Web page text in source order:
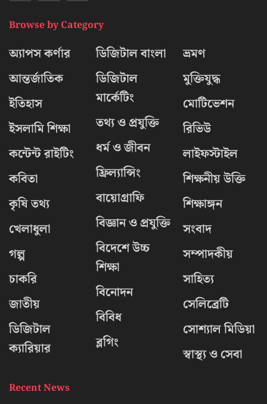
Browse by Category
অ্যাপস কর্ণার
আন্তর্জাতিক
ইতিহাস
ইসলামি শিক্ষা
কন্টেন্ট রাইটিং
কবিতা
কৃষি তথ্য
খেলাধুলা
গল্প
চাকরি
জাতীয়
ডিজিটাল
ক্যারিয়ার
ডিজিটাল বাংলা
ডিজিটাল
মার্কেটিং
তথ্য ও প্রযুক্তি
ধর্ম ও জীবন
ফ্রিল্যান্সিং
বায়োগ্রাফি
বিজ্ঞান ও প্রযুক্তি
বিদেশে উচ্চ
শিক্ষা
বিনোদন
বিবিধ
ব্লগিং
ভ্রমণ
মুক্তিযুদ্ধ
মোটিভেশন
রিভিউ
লাইফস্টাইল
শিক্ষনীয় উক্তি
শিক্ষাঙ্গন
সংবাদ
সম্পাদকীয়
সাহিত্য
সেলিব্রেটি
সোশ্যাল মিডিয়া
স্বাস্থ্য ও সেবা
Recent News